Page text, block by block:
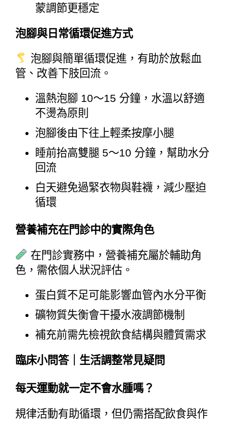
蒙調節更穩定
泡腳與日常循環促進方式
泡腳與簡單循環促進，有助於放鬆血
管、改善下肢回流。
溫熱泡腳 10～15 分鐘，水溫以舒適
不燙為原則
泡腳後由下往上輕柔按摩小腿
睡前抬高雙腿 5～10 分鐘，幫助水分
回流
白天避免過緊衣物與鞋襪，減少壓迫
循環
營養補充在門診中的實際角色
在門診實務中，營養補充屬於輔助角
色，需依個人狀況評估。
蛋白質不足可能影響血管內水分平衡
礦物質失衡會干擾水液調節機制
補充前需先檢視飲食結構與體質需求
臨床小問答｜生活調整常見疑問
每天運動就一定不會水腫嗎？
規律活動有助循環，但仍需搭配飲食與作